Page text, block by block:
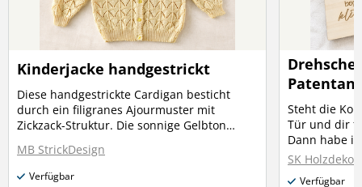
Kinderjacke handgestrickt
Diese handgestrickte Cardigan besticht
durch ein filigranes Ajourmuster mit
Zickzack-Struktur. Die sonnige Gelbton
perfekt für kühlere Abende oder als
Übergangsjacke. Material: 100% Baumwolle
MB StrickDesign
Verfügbar
Steht die
Tür und dir
Dann habe
Unsere
handlichen
SK Holzdeko
Verfügbar